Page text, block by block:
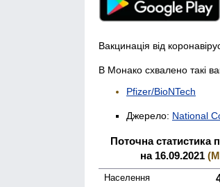
Вакцинація від
В Монако схвалено такі
Pfizer/BioNTech
Джерело: National
Поточна статистика
на 16.09.2021
Населення